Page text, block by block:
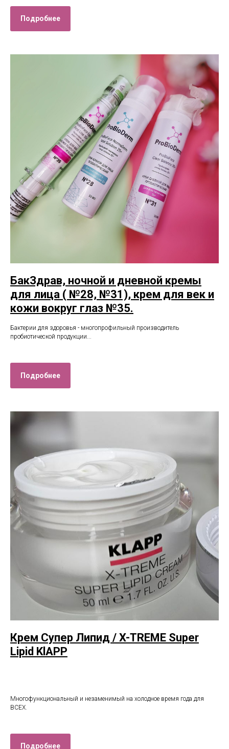
Подробнее
БакЗдрав, ночной и дневной кремы
для лица ( №28, №31), крем для век и
кожи вокруг глаз №35.
Бактерии для здоровья - многопрофильный производитель
пробиотической продукции...
Подробнее
Крем Супер Липид / X-TREME Super
Lipid KlAPP
Многофункциональный и незаменимый на холодное время года для
ВСЕХ.
Подробнее